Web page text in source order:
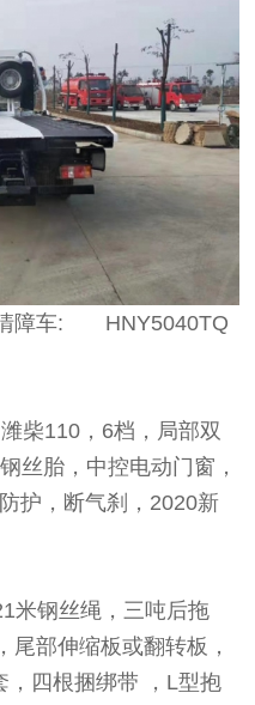
清障车: HNY5040TQ
110，6档，局部双
丝胎，中控电动门窗，
护，断气刹，2020新
钢丝绳，三吨后拖
尾部伸缩板或翻转板，
，四根捆绑带 ，L型抱